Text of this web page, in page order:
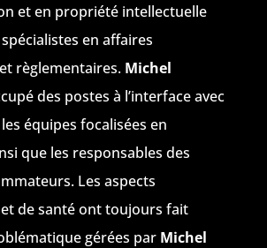
et en propriété intellectuelle
en affaires
règlementaires. Michel
des postes à l’interface avec
équipes focalisées en
que les responsables des
Les aspects
de santé ont toujours fait
gérées par Michel